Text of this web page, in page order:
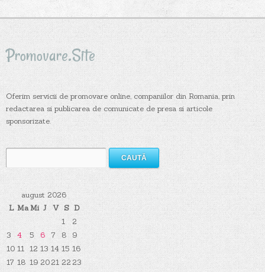
Promovare.Site
Oferim servicii de promovare online, companiilor din Romania, prin
redactarea si publicarea de comunicate de presa si articole
sponsorizate.
după:
august 2026
L Ma Mi J V S D
1
2
3
4 5 6 7 8
9
10 11 12 13 14 15 16
17 18 19 2021 22 23